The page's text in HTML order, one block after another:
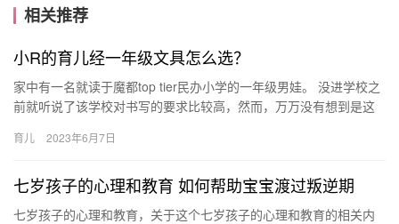
相关推荐
小R的育儿经一年级文具怎么选？
家中有一名就读于魔都top tier民办小学的一年级男娃。 没进学校之
前就听说了该学校对书写的要求比较高，然而，万万没有想到是这
育儿 2023年6月7日
七岁孩子的心理和教育 如何帮助宝宝渡过叛逆期
七岁孩子的心理和教育，关于这个七岁孩子的心理和教育的相关内